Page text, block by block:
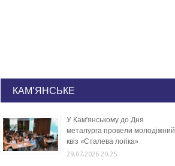
КАМ'ЯНСЬКЕ
У Кам’янському до Дня
металурга провели молодіжний
квіз «Сталева логіка»
29.07.2026 20:25